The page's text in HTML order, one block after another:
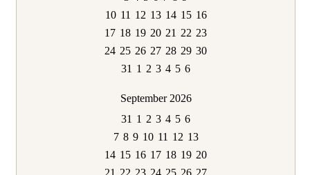
10 11 12 13 14 15 16
17 18 19 20 21 22 23
24 25 26 27 28 29 30
31 1 2 3 4 5 6
September 2026
31 1 2 3 4 5 6
7 8 9 10 11 12 13
14 15 16 17 18 19 20
21 22 23 24 25 26 27